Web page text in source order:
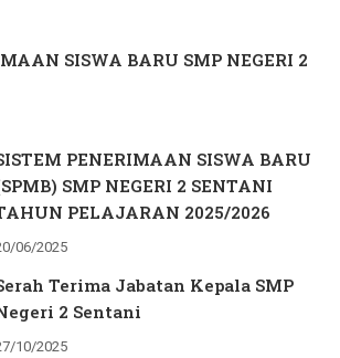
SISWA BARU SMP NEGERI 2
PENERIMAAN SISWA BARU
SMP NEGERI 2 SENTANI
PELAJARAN 2025/2026
06/2025
Terima Jabatan Kepala SMP
2 Sentani
10/2025